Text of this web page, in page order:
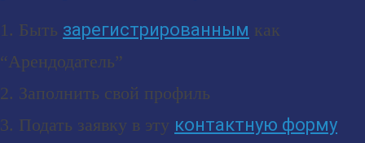
1. Быть зарегистрированным как
“Арендодатель”
2. Заполнить свой профиль
3. Подать заявку в эту контактную форму